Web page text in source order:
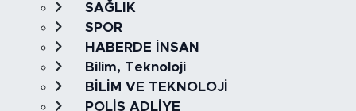
SAĞLIK
SPOR
HABERDE İNSAN
Bilim, Teknoloji
BİLİM VE TEKNOLOJİ
POLİS ADLİYE